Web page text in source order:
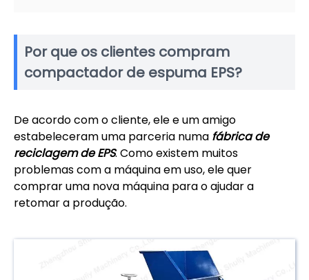
Por que os clientes compram
compactador de espuma EPS?
De acordo com o cliente, ele e um amigo
estabeleceram uma parceria numa fábrica de
reciclagem de EPS. Como existem muitos
problemas com a máquina em uso, ele quer
comprar uma nova máquina para o ajudar a
retomar a produção.